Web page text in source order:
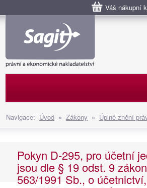
Váš nákupní
Navigace: Úvod » Zákony » Úplné znění
Pokyn D-295, pro účetní
jsou dle § 19 odst. 9
563/1991 Sb., o